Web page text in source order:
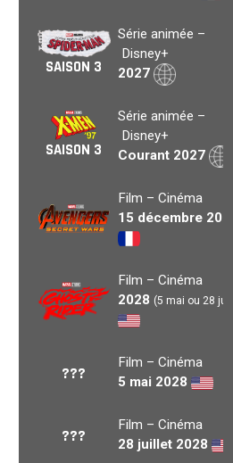
SAISON 3
Série animée –
Disney+
2027
SAISON 3
Série animée –
Disney+
Courant 2027
Film – Cinéma
15 décembre 2027
Film – Cinéma
2028 (5 mai ou 28 juil.)
???
Film – Cinéma
5 mai 2028
???
Film – Cinéma
28 juillet 2028